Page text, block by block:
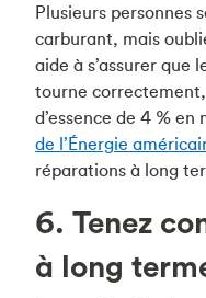
Plusieurs personnes
carburant, mais
aide à s’assurer que
tourne
d’essence de 4 % en
de l’Énergie
réparations à long
6. Tenez
à long